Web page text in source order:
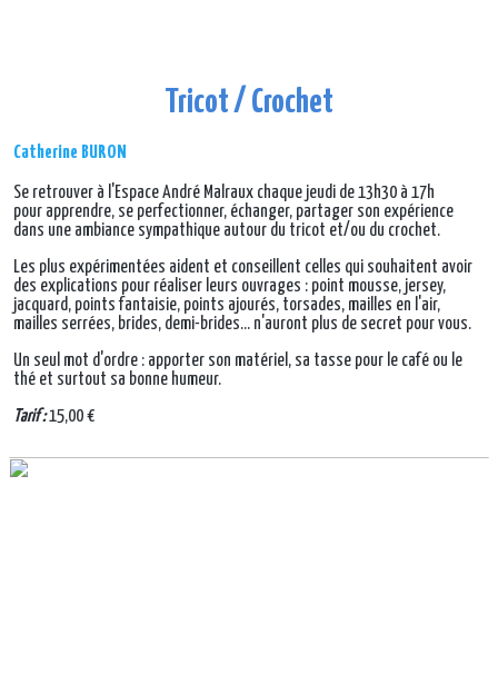
Tricot / Crochet
Catherine BURON
Se retrouver à l'Espace André Malraux chaque jeudi de 13h30 à 17h
pour apprendre, se perfectionner, échanger, partager son expérience
dans une ambiance sympathique autour du tricot et/ou du crochet.
Les plus expérimentées aident et conseillent celles qui souhaitent avoir
des explications pour réaliser leurs ouvrages : point mousse, jersey,
jacquard, points fantaisie, points ajourés, torsades, mailles en l'air,
mailles serrées, brides, demi-brides... n'auront plus de secret pour vous.
Un seul mot d'ordre : apporter son matériel, sa tasse pour le café ou le
thé et surtout sa bonne humeur.
Tarif :15,00 €